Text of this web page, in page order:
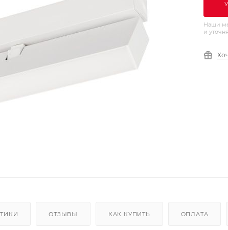
Наши
и
ОТЗЫВЫ КАК КУПИТЬ ОПЛАТА